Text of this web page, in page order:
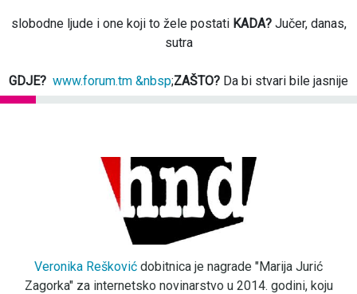
slobodne ljude i one koji to žele postati KADA?Jučer, danas,
sutra
GDJE? www.forum.tm &nbsp;ZAŠTO? Da bi stvari bile jasnije
Veronika Rešković dobitnica je nagrade "Marija Jurić
Zagorka" za internetsko novinarstvo u 2014. godini, koju